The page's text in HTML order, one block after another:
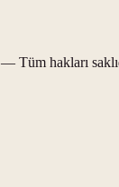
— Tüm hakları